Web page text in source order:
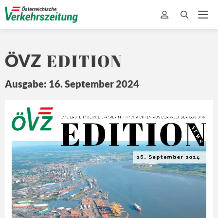
ÖVZ EDITION
Ausgabe: 16. September 2024
Z
Ö
16. September 2024
EDITION
DA S ERSTE TÄ GLICHE E-PAPER MIT NACHRICHTEN A US DER WEL T DER LOGISTIK
N E
W S